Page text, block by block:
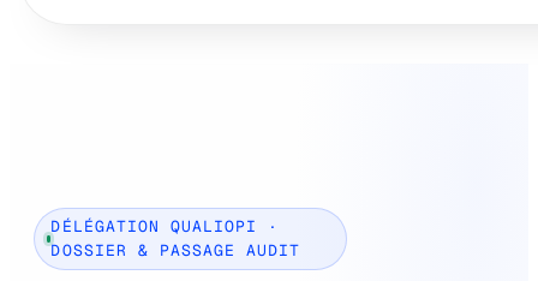
DÉLÉGATION QUALIOPI ·
DOSSIER & PASSAGE AUDIT